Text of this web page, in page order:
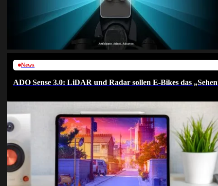
News
ADO Sense 3.0: LiDAR und Radar sollen E-Bikes das